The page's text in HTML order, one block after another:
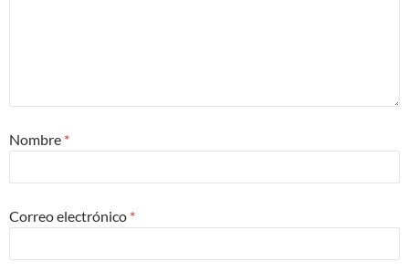
Nombre *
Correo electrónico *